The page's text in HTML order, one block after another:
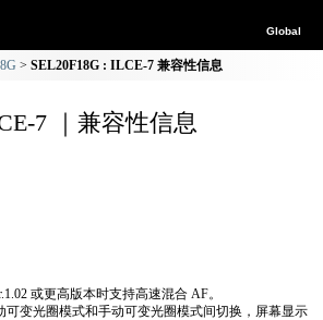
Global
SEL20F18G : ILCE-7 兼容性信息
7 ｜兼容性信息
或更高版本时支持高速混合 AF。
可变光圈模式和手动可变光圈模式间切换，屏幕显示